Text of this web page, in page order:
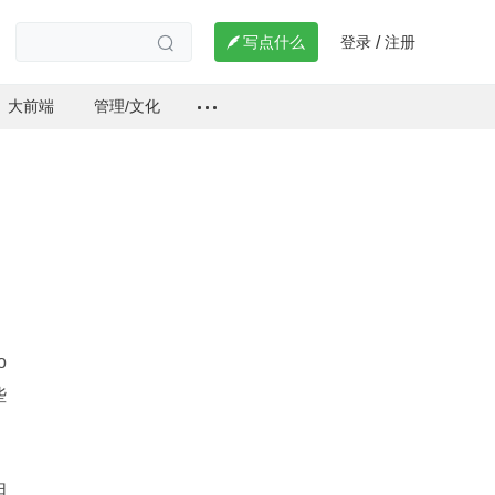
  写点什么 登录 / 注册
大前端 管理/文化